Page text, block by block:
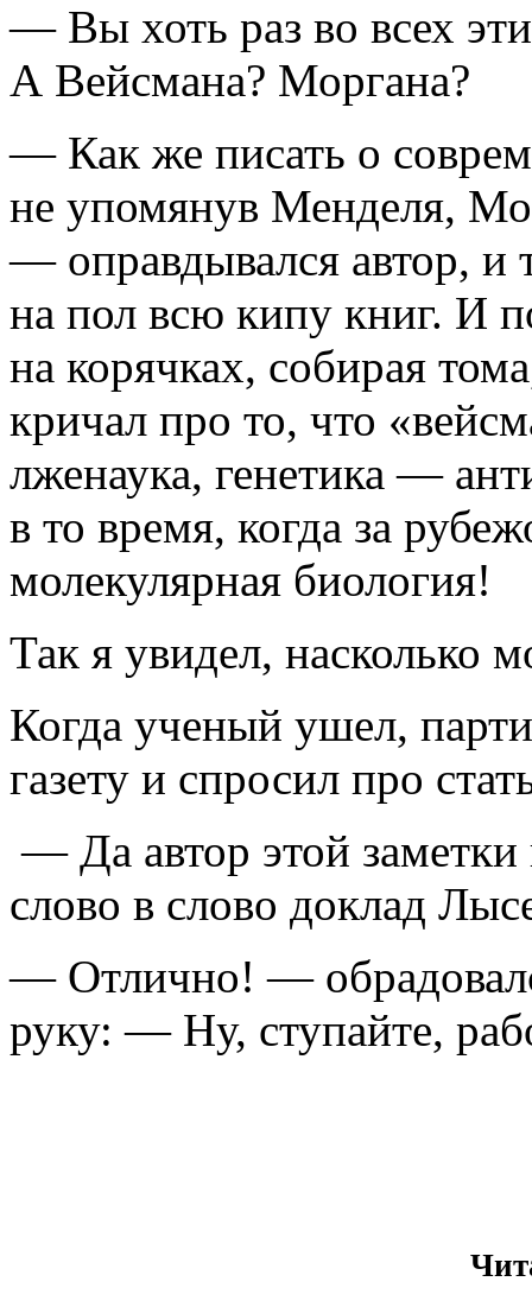
— Вы хоть раз во всех
А Вейсмана? Моргана?
— Как же писать о
не упомянув Менделя,
— оправдывался автор, и
на пол всю кипу книг. И
на корячках, собирая
кричал про то, что
лженаука, генетика —
в то время, когда за
молекулярная биология!
Так я увидел, насколько
Когда ученый ушел,
газету и спросил про
— Да автор этой заметки
слово в слово доклад
— Отлично! —
руку: — Ну, ступайте,